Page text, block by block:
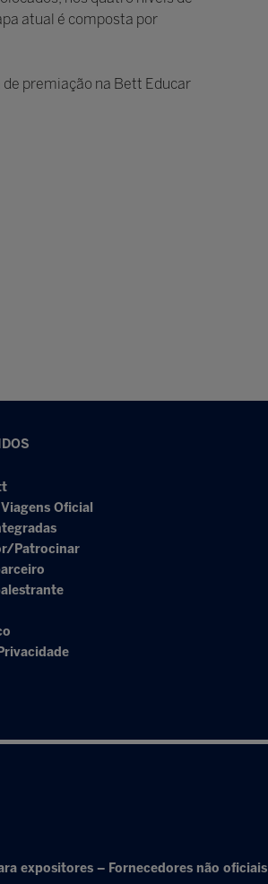
atual é composta por
premiação na Bett Educar
Oficial
Patrocinar
expositores – Fornecedores não oficiais